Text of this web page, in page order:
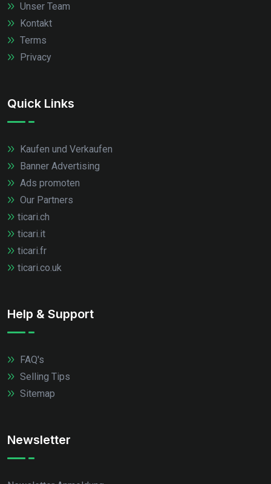
Unser Team
Kontakt
Terms
Privacy
Quick Links
Kaufen und Verkaufen
Banner Advertising
Ads promoten
Our Partners
ticari.ch
ticari.it
ticari.fr
ticari.co.uk
Help & Support
FAQ's
Selling Tips
Sitemap
Newsletter